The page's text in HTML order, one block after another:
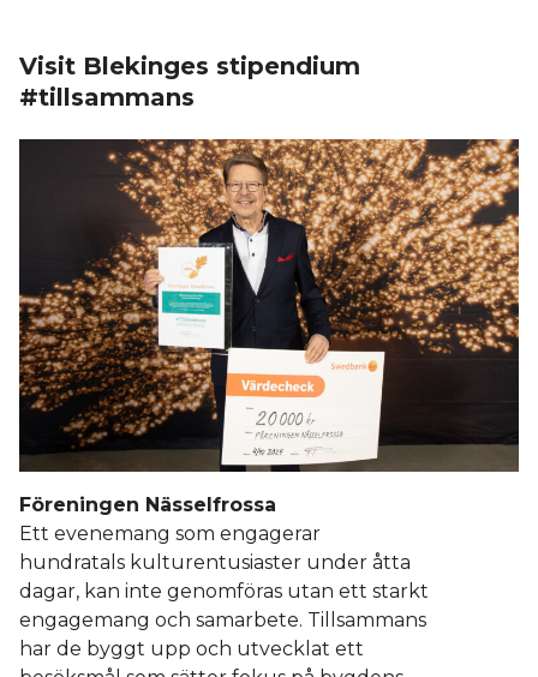
Visit Blekinges stipendium
#tillsammans
Föreningen Nässelfrossa
Ett evenemang som engagerar
hundratals kulturentusiaster under åtta
dagar, kan inte genomföras utan ett starkt
engagemang och samarbete. Tillsammans
har de byggt upp och utvecklat ett